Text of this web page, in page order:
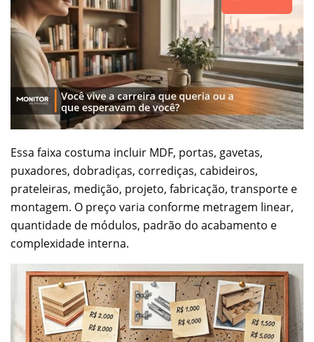
Essa faixa costuma incluir MDF, portas, gavetas,
puxadores, dobradiças, corrediças, cabideiros,
prateleiras, medição, projeto, fabricação, transporte e
montagem. O preço varia conforme metragem linear,
quantidade de módulos, padrão do acabamento e
complexidade interna.